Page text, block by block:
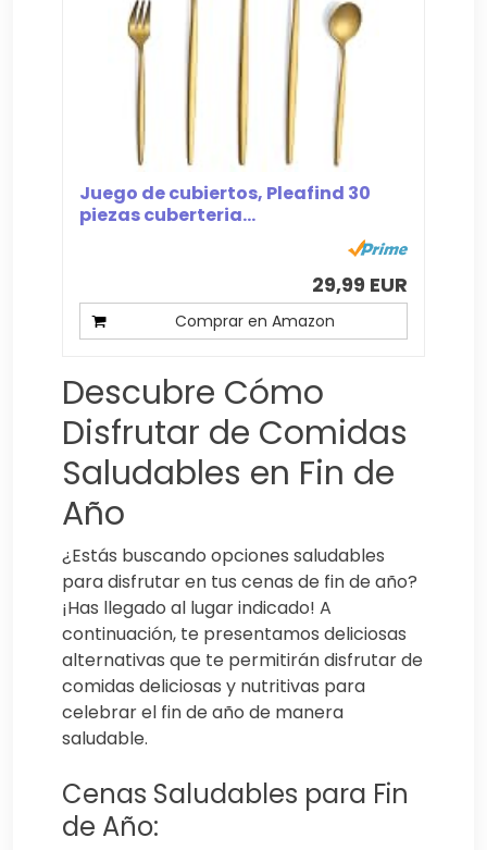
Juego de cubiertos, Pleafind 30
piezas cuberteria...
29,99 EUR
Comprar en Amazon
Descubre Cómo
Disfrutar de Comidas
Saludables en Fin de
Año
¿Estás buscando opciones saludables
para disfrutar en tus cenas de fin de año?
¡Has llegado al lugar indicado! A
continuación, te presentamos deliciosas
alternativas que te permitirán disfrutar de
comidas deliciosas y nutritivas para
celebrar el fin de año de manera
saludable.
Cenas Saludables para Fin
de Año: